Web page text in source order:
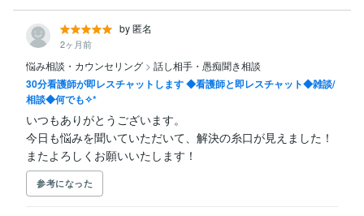
by 匿名
2ヶ月前
悩み相談・カウンセリング > 話し相手・愚痴聞き相談
30分看護師が即レスチャットします ◆看護師と即レスチャット◆雑談/
相談◆何でも✧*
いつもありがとうございます。
今日も悩みを聞いていただいて、解決の糸口が見えました！
またよろしくお願いいたします！
参考になった